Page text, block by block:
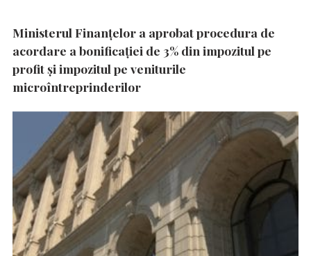
Ministerul Finanțelor a aprobat procedura de
acordare a bonificației de 3% din impozitul pe
profit și impozitul pe veniturile
microîntreprinderilor